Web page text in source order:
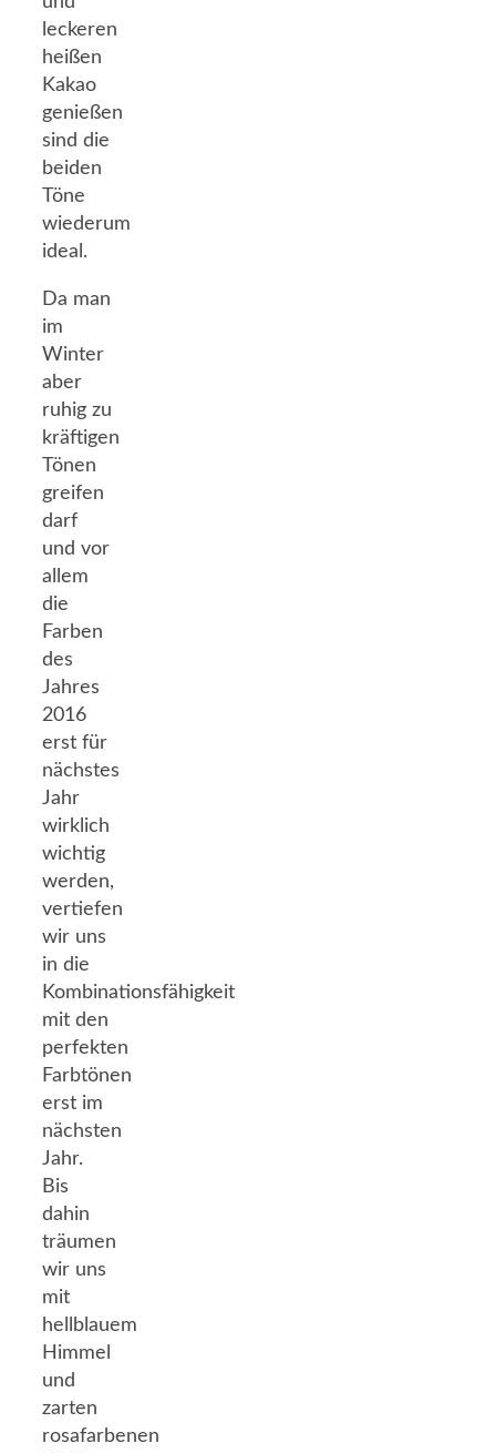
leckeren
heißen
Kakao
genießen
sind die
beiden
Töne
wiederum
ideal.
Da man
im
Winter
aber
ruhig zu
kräftigen
Tönen
greifen
darf
und vor
allem
die
Farben
des
Jahres
2016
erst für
nächstes
Jahr
wirklich
wichtig
werden,
vertiefen
wir uns
in die
Kombinationsfähigkeit
mit den
perfekten
Farbtönen
erst im
nächsten
Jahr.
Bis
dahin
träumen
wir uns
mit
hellblauem
Himmel
und
zarten
rosafarbenen